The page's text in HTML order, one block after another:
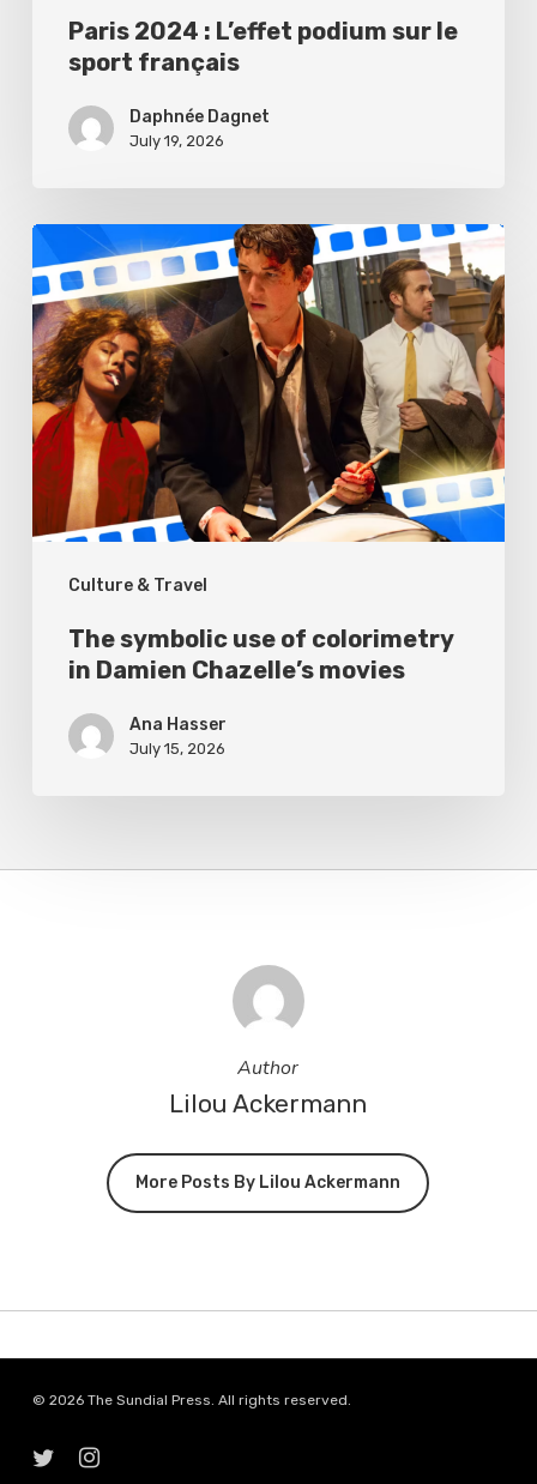
Paris 2024 : L’effet podium sur le
sport français
Daphnée Dagnet
July 19, 2026
Culture & Travel
symbolic
use
of
colorimetry
in
Damien
Chazelle’s
movies
The symbolic use of colorimetry
in Damien Chazelle’s movies
Ana Hasser
July 15, 2026
Author
Lilou Ackermann
More Posts By Lilou Ackermann
© 2026 The Sundial Press. All rights reserved.
twitter instagram